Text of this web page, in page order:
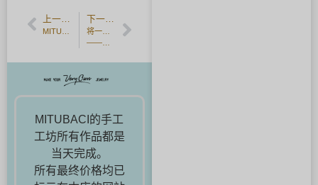
——MITUBACI TOKYO
MITUBACI的手工
工坊所有作品都是
当天完成。
所有最终价格均已